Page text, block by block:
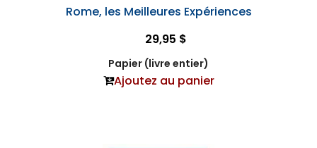
Rome, les Meilleures Expériences
29,95 $
Papier (livre entier)
Ajoutez au panier